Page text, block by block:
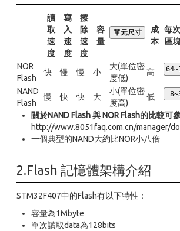
讀
取
速
度
寫
入
速
度
擦
除
速
度
容
量
單元尺寸
成
本
每
區
NOR
Flash
快 慢 慢 小
大(單位密
度低)
高
NAND
Flash
慢 快 快 大
小(單位密
度高)
低
關於NAND Flash 與 NOR Flash的比較可
http://www.8051faq.com.cn/manager/
一個典型的NAND大約比NOR小八倍
2.Flash 記憶體架構介紹
STM32F407中的Flash有以下特性：
容量為1Mbyte
單次讀取data為128bits